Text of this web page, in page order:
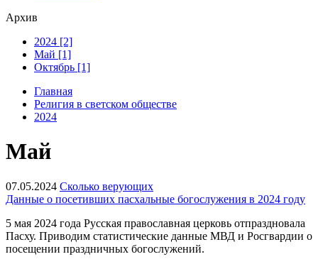
Архив
2024 [2]
Май [1]
Октябрь [1]
Главная
Религия в светском обществе
2024
Май
07.05.2024 Сколько верующих
Данные о посетивших пасхальные богослужения в 2024 году
5 мая 2024 года Русская православная церковь отпраздновала
Пасху. Приводим статистические данные МВД и Росгвардии о
посещении праздничных богослужений.